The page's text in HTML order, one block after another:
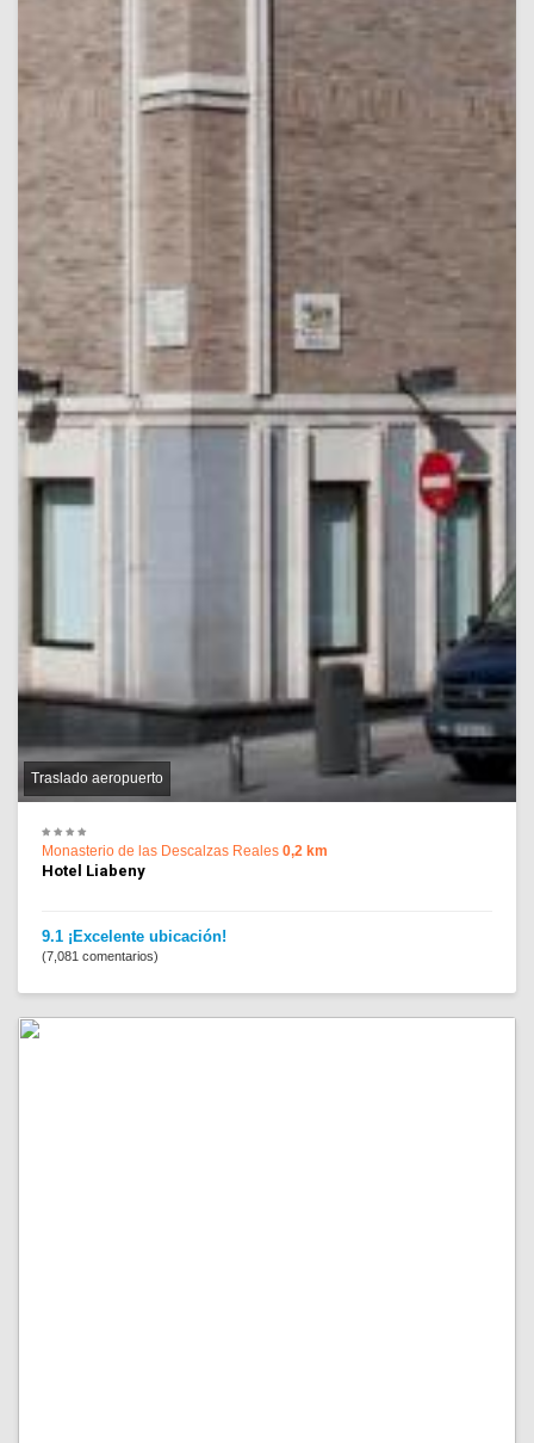
Traslado aeropuerto
Monasterio de las Descalzas Reales 0,2 km
Hotel Liabeny
9.1 ¡Excelente ubicación!
(7,081 comentarios)